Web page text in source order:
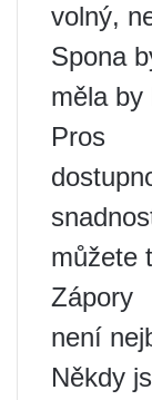
volný,
Spona
měla by
Pros
můžete
Zápory
není
Někdy